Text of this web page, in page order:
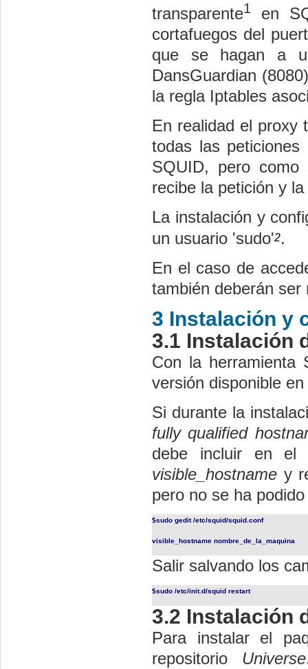
transparente1
en
cortafuegos del
que se hagan a
DansGuardian
la regla Iptables
En realidad el proxy
todas las
SQUID, pero como
recibe la petición y
La instalación y
un usuario 'sudo'2.
En el caso de
también deberán ser
3 Instalación y
3.1 Instalación
Con la herramienta
versión disponible
Si durante la
fully qualified
debe incluir en el
visible_hostname y
pero no se ha
$sudo gedit/etc/squid/squid.conf
visible_hostname nombre_de_la_maquina
Salir salvando los
$sudo /etc/init.d/squid restart
3.2 Instalación
Para instalar el
repositorio Universe